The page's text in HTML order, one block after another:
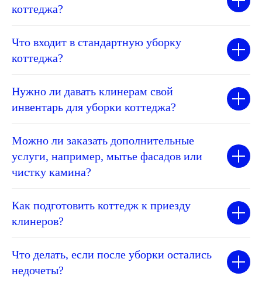
коттеджа?
Что входит в стандартную уборку
коттеджа?
Нужно ли давать клинерам свой
инвентарь для уборки коттеджа?
Можно ли заказать дополнительные
услуги, например, мытье фасадов или
чистку камина?
Как подготовить коттедж к приезду
клинеров?
Что делать, если после уборки остались
недочеты?